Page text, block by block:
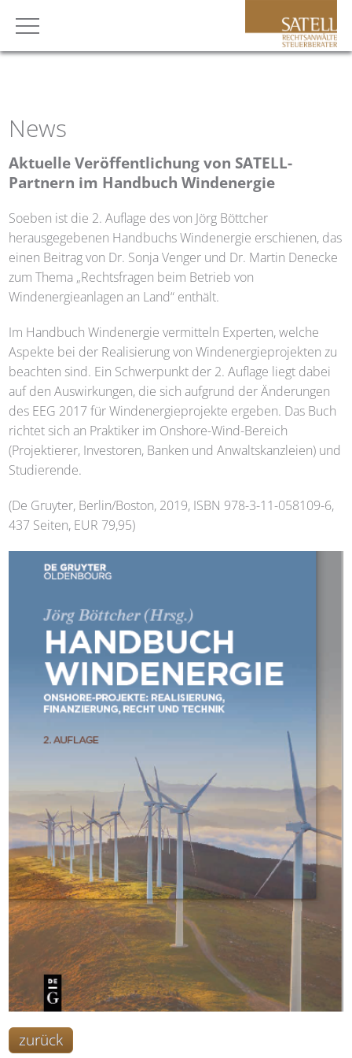
News
Aktuelle Veröffentlichung von SATELL-
Partnern im Handbuch Windenergie
Soeben ist die 2. Auflage des von Jörg Böttcher
herausgegebenen Handbuchs Windenergie erschienen, das
einen Beitrag von Dr. Sonja Venger und Dr. Martin Denecke
zum Thema „Rechtsfragen beim Betrieb von
Windenergieanlagen an Land“ enthält.
Im Handbuch Windenergie vermitteln Experten, welche
Aspekte bei der Realisierung von Windenergieprojekten zu
beachten sind. Ein Schwerpunkt der 2. Auflage liegt dabei
auf den Auswirkungen, die sich aufgrund der Änderungen
des EEG 2017 für Windenergieprojekte ergeben. Das Buch
richtet sich an Praktiker im Onshore-Wind-Bereich
(Projektierer, Investoren, Banken und Anwaltskanzleien) und
Studierende.
(De Gruyter, Berlin/Boston, 2019, ISBN 978-3-11-058109-6,
437 Seiten, EUR 79,95)
zurück